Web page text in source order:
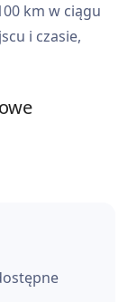
km w ciągu
i czasie,